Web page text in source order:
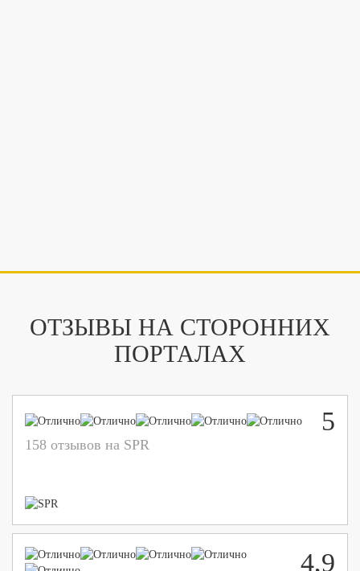
ОТЗЫВЫ НА СТОРОННИХ
ПОРТАЛАХ
5
158 отзывов на SPR
4,9